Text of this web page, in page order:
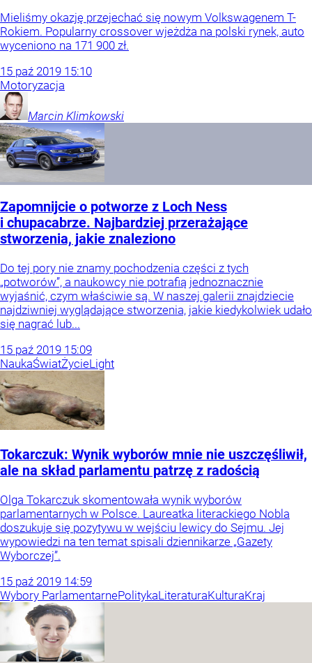
Mieliśmy okazję przejechać się nowym Volkswagenem T-
Rokiem. Popularny crossover wjeżdża na polski rynek, auto
wyceniono na 171 900 zł.
15 paź 2019 15:10
Motoryzacja
Marcin Klimkowski
Zapomnijcie o potworze z Loch Ness
i chupacabrze. Najbardziej przerażające
stworzenia, jakie znaleziono
Do tej pory nie znamy pochodzenia części z tych
„potworów”, a naukowcy nie potrafią jednoznacznie
wyjaśnić, czym właściwie są. W naszej galerii znajdziecie
najdziwniej wyglądające stworzenia, jakie kiedykolwiek udało
się nagrać lub...
15 paź 2019 15:09
NaukaŚwiatŻycieLight
Tokarczuk: Wynik wyborów mnie nie uszczęśliwił,
ale na skład parlamentu patrzę z radością
Olga Tokarczuk skomentowała wynik wyborów
parlamentarnych w Polsce. Laureatka literackiego Nobla
doszukuje się pozytywu w wejściu lewicy do Sejmu. Jej
wypowiedzi na ten temat spisali dziennikarze „Gazety
Wyborczej”.
15 paź 2019 14:59
Wybory ParlamentarnePolitykaLiteraturaKulturaKraj